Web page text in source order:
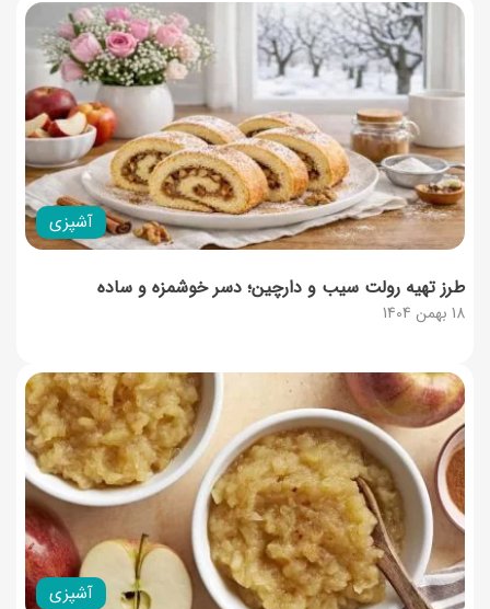
آشپزی
18 بهمن 1404
طرز تهیه رولت سیب و دارچین؛ دسر خوشمزه و ساده
آشپزی